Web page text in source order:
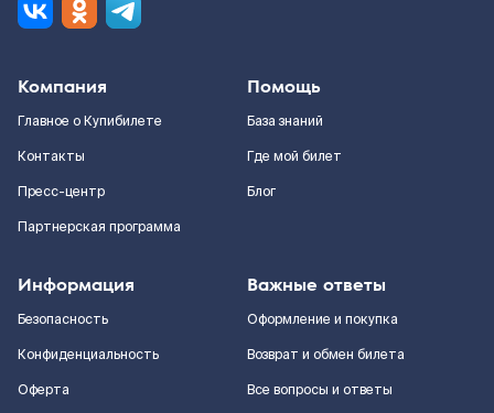
Компания
Главное о Купибилете
Контакты
Пресс-центр
Партнерская программа
Помощь
База знаний
Где мой билет
Блог
Информация
Безопасность
Конфиденциальность
Оферта
Важные ответы
Оформление и покупка
Возврат и обмен билета
Все вопросы и ответы